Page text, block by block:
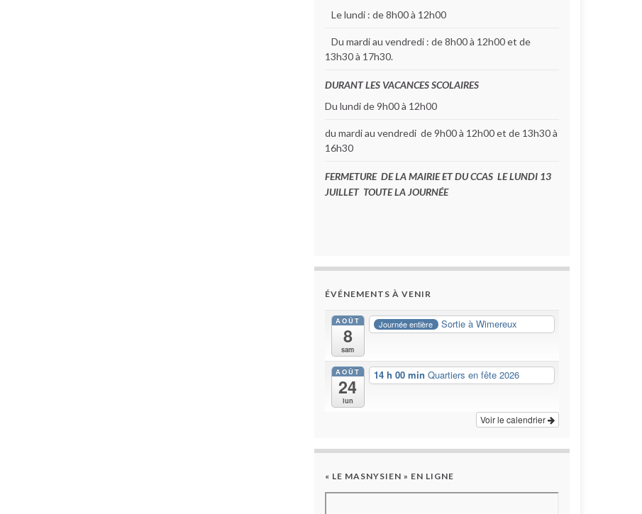
Le lundi : de 8h00 à 12h00
Du mardi au vendredi : de 8h00 à 12h00 et de
13h30 à 17h30.
DURANT LES VACANCES SCOLAIRES
Du lundi de 9h00 à 12h00
du mardi au vendredi de 9h00 à 12h00 et de 13h30 à
16h30
FERMETURE DE LA MAIRIE ET DU CCAS LE LUNDI 13
JUILLET TOUTE LA JOURNÉE
ÉVÉNEMENTS À VENIR
AOÛT
8
sam
Journée entière Sortie à Wimereux
AOÛT
24
lun
14 h 00 min Quartiers en fête 2026
Voir le calendrier
« LE MASNYSIEN » EN LIGNE